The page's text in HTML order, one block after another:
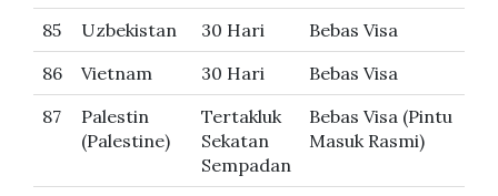
85 Uzbekistan 30 Hari
Bebas Visa
86
Vietnam 30 Hari
Bebas Visa
87
Palestin
(Palestine)
Tertakluk
Sekatan
Sempadan
Bebas Visa (Pintu
Masuk Rasmi)